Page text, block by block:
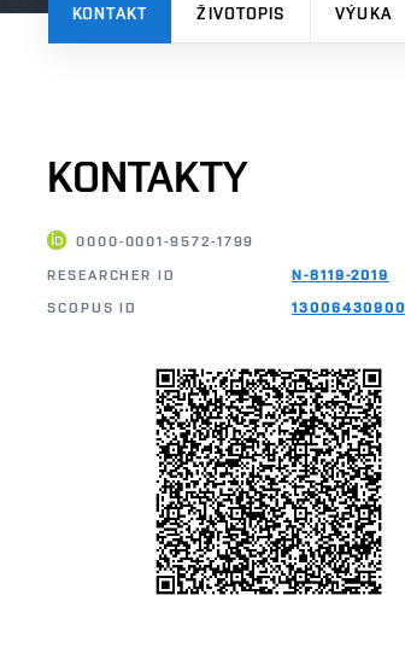
KONTAKT ŽIVOTOPIS VÝUKA
KONTAKTY
0000-0001-9572-1799
RESEARCHER ID
N-8119-2019
SCOPUS ID
13006430900